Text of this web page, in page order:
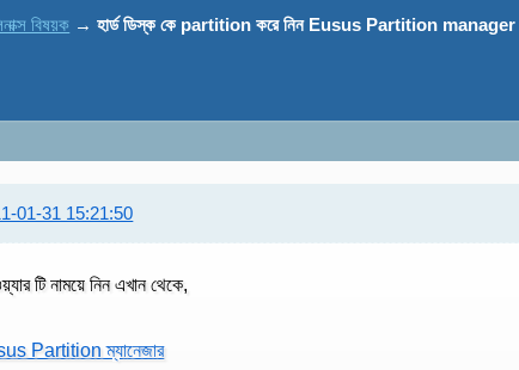
বিষয়ক →হার্ড ডিস্ক কে partition করে নিন Eusus Partition manager
01-31 15:21:50
টি নাময়ে নিন এখান থেকে,
Partition ম্যানেজার